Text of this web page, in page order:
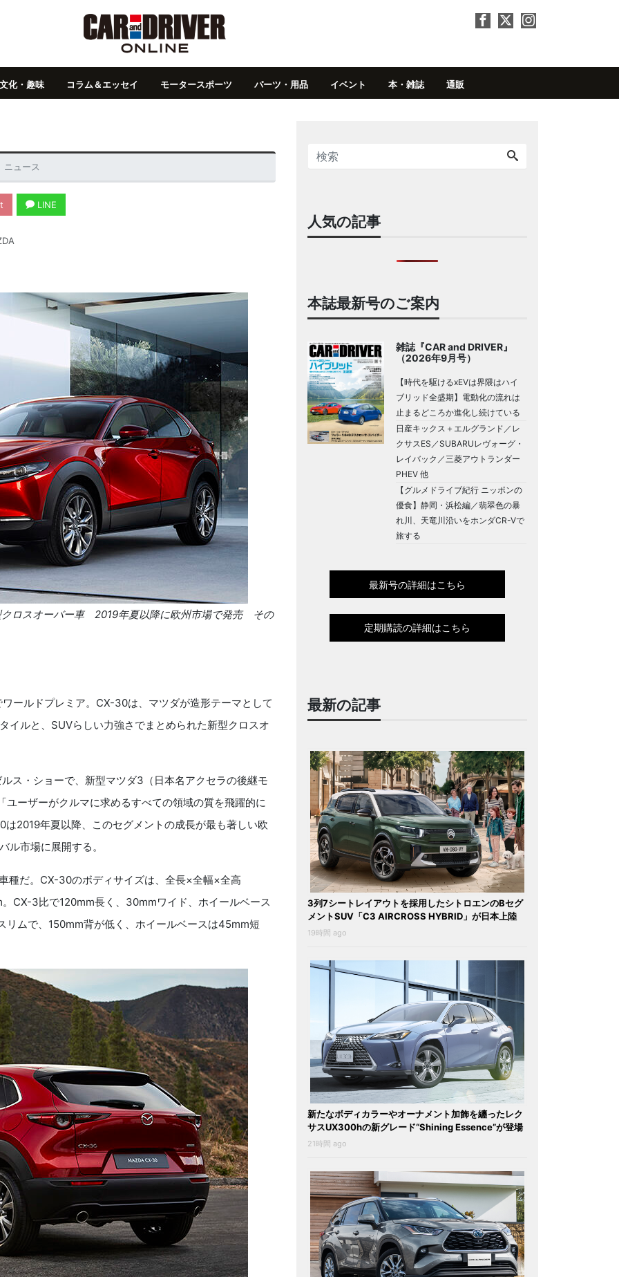
文化・趣味 コラム＆エッセイ モータースポーツ パーツ・用品 イベント 本・雑誌 通販
ュース
LINE
ロスオーバー車 2019年夏以降に欧州市場で発売 その
ールドプレミア。 CX-30は、マツダが造形テーマとして
イルと、 SUVらしい力強さでまとめられた新型クロスオ
ス・ショーで、新型マツダ3 （日本名アクセラの後継モ
ユーザーがクルマに求めるすべての領域の質を飛躍的に
は2019年夏以降、このセグメントの成長が最も著しい欧
ル市場に展開する。
種だ。 CX-30のボディサイズは、全長×全幅×全高
CX-3比で120mm長く、 30mmワイド、ホイールベース
リムで、 150mm背が低く、ホイールベースは45mm短
人気の記事
本誌最新号のご案内
雑誌『CAR and DRIVER』
（2026年9月号）
【時代を駆けるxEVは界隈はハイ
ブリッド全盛期】電動化の流れは
止まるどころか進化し続けている
日産キックス＋エルグランド／レ
クサスES／SUBARUレヴォーグ・
レイバック／三菱アウトランダー
PHEV 他
【グルメドライブ紀行 ニッポンの
優食】静岡・浜松編／翡翠色の暴
れ川、天竜川沿いをホンダCR-Vで
旅する
最新号の詳細はこちら
定期購読の詳細はこちら
最新の記事
3列7シートレイアウトを採用したシトロエンのBセグ
メントSUV「C3 AIRCROSS HYBRID」が日本上陸
19時間 ago
新たなボディカラーやオーナメント加飾を纏ったレク
サスUX300hの新グレード“Shining Essence”が登場
21時間 ago